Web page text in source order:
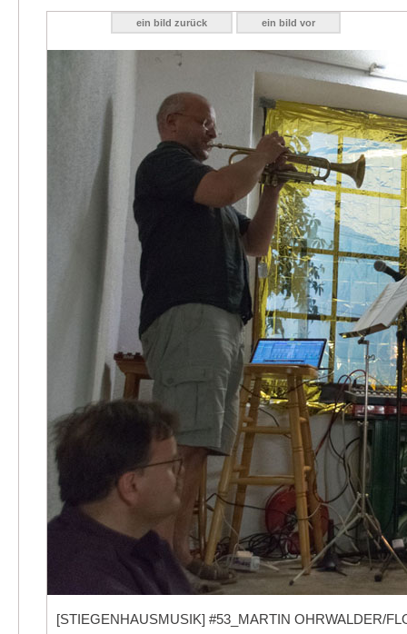
ein bild zurück ein bild vor
[STIEGENHAUSMUSIK] #53_MARTIN OHRWALDER/